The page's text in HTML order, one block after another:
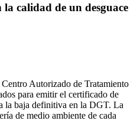
calidad de un desguace
Autorizado de Tratamiento
para emitir el certificado de
la baja definitiva en la DGT. La
de medio ambiente de cada